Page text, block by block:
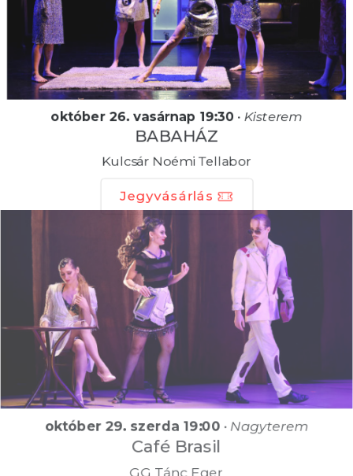
október 26. vasárnap 19:30 • Kisterem
BABAHÁZ
Kulcsár Noémi Tellabor
Jegyvásárlás
október 29. szerda 19:00• Nagyterem
Café Brasil
GG Tánc Eger